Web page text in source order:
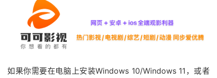
如果你需要在电脑上安装Windows 10/Windows 11，或者